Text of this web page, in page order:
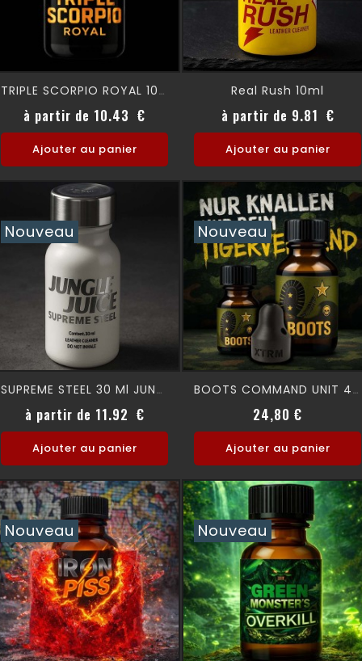
TRIPLE SCORPIO ROYAL 10 Ml
à partir de 10.43 €
Ajouter au panier
Real Rush 10ml
à partir de 9.81 €Prix
Ajouter au panier
Nouveau
SUPREME STEEL 30 Ml JUNGLE JUICE
à partir de 11.92 €Prix
Ajouter au panier
Nouveau
BOOTS COMMAND UNIT 40 Ml
24,80 €
Ajouter au panier
Nouveau Nouveau